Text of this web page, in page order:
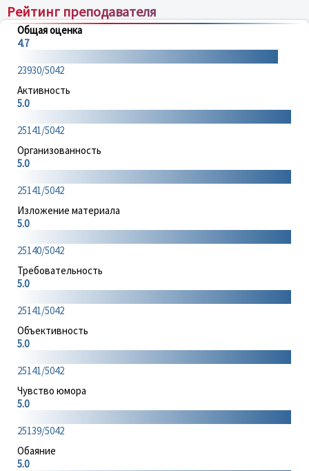
Рейтинг преподавателя
Общая оценка
4.7
23930/5042
Активность
5.0
25141/5042
Организованность
5.0
25141/5042
Изложение материала
5.0
25140/5042
Требовательность
5.0
25141/5042
Объективность
5.0
25141/5042
Чувство юмора
5.0
25139/5042
Обаяние
5.0